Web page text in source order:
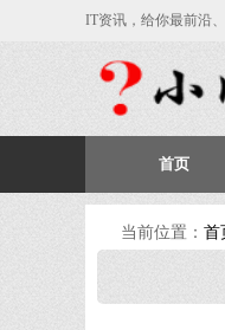
IT资讯，给你最前沿
首页
当前位置： 首